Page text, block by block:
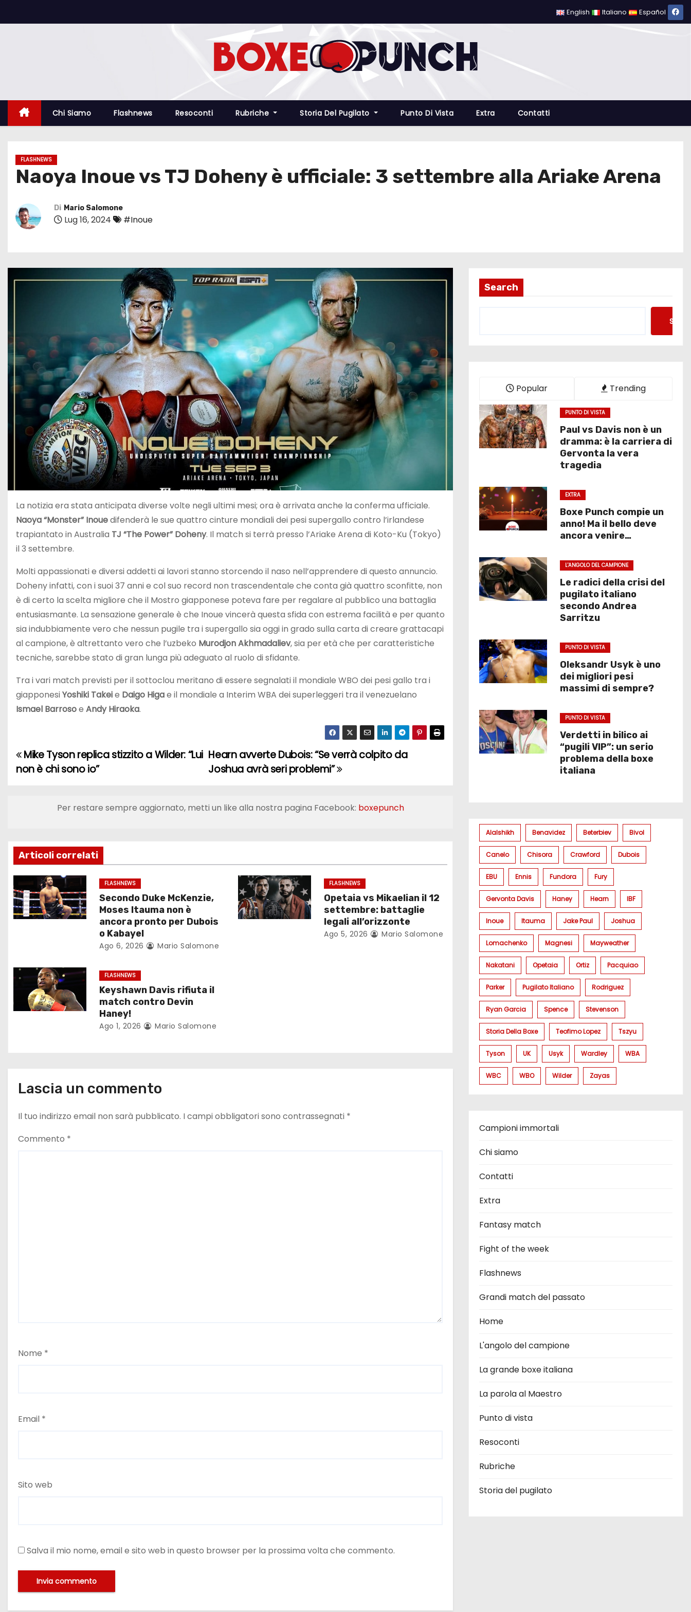
a
English Italiano Español
Chi Siamo Flashnews Resoconti Rubriche Storia Del Pugilato Punto Di Vista Extra Contatti
FLASHNEWS
Naoya Inoue vs TJ Doheny è ufficiale: 3 settembre alla Ariake Arena
Di Mario Salomone
Lug 16, 2024 #Inoue
La notizia era stata anticipata diverse volte negli ultimi mesi; ora è arrivata anche la conferma ufficiale.
Naoya “Monster” Inouedifenderà le sue quattro cinture mondiali dei pesi supergallo contro l’irlandese
trapiantato in Australia TJ “The Power” Doheny. Il match si terrà presso l’Ariake Arena di Koto-Ku (Tokyo)
il 3 settembre.
Molti appassionati e diversi addetti ai lavori stanno storcendo il naso nell’apprendere di questo annuncio.
Doheny infatti, con i suoi 37 anni e col suo record non trascendentale che conta già quattro sconfitte, non
è di certo la scelta migliore che il Mostro giapponese poteva fare per regalare al pubblico una battaglia
entusiasmante. La sensazione generale è che Inoue vincerà questa sfida con estrema facilità e per quanto
sia indubbiamente vero che nessun pugile tra i supergallo sia oggi in grado sulla carta di creare grattacapi
al campione, è altrettanto vero che l’uzbeko Murodjon Akhmadaliev, sia per età che per caratteristiche
tecniche, sarebbe stato di gran lunga più adeguato al ruolo di sfidante.
Tra i vari match previsti per il sottoclou meritano di essere segnalati il mondiale WBO dei pesi gallo tra i
giapponesiYoshiki Takeie Daigo Higae il mondiale a Interim WBA dei superleggeri tra il venezuelano
Ismael Barrosoe Andy Hiraoka.
N
g
a
z
i
e
r
c
l
i
Hearn avverte Dubois: “Se verrà colpito da
Joshua avrà seri problemi”
Mike Tyson replica stizzito a Wilder: “Lui
non è chi sono io”
Per restare sempre aggiornato, metti un like alla nostra pagina Facebook: boxepunch
Articoli correlati
FLASHNEWS
Secondo Duke McKenzie,
Moses Itauma non è
ancora pronto per Dubois
o Kabayel
Ago 6, 2026 Mario Salomone
FLASHNEWS
Opetaia vs Mikaelian il 12
settembre: battaglie
legali all’orizzonte
Ago 5, 2026 Mario Salomone
FLASHNEWS
Keyshawn Davis rifiuta il
match contro Devin
Haney!
Ago 1, 2026 Mario Salomone
Lascia un commento
Il tuo indirizzo email non sarà pubblicato. I campi obbligatori sono contrassegnati *
Commento *
Nome *
Email *
Sito web
Salva il mio nome, email e sito web in questo browser per la prossima volta che commento.
Search
Popular Trending
PUNTO DI VISTA
Paul vs Davis non è un
dramma: è la carriera di
Gervonta la vera
tragedia
EXTRA
Boxe Punch compie un
anno! Ma il bello deve
ancora venire…
L'ANGOLO DEL CAMPIONE
Le radici della crisi del
pugilato italiano
secondo Andrea
Sarritzu
PUNTO DI VISTA
Oleksandr Usyk è uno
dei migliori pesi
massimi di sempre?
PUNTO DI VISTA
Verdetti in bilico ai
“pugili VIP”: un serio
problema della boxe
italiana
Alalshikh Benavidez Beterbiev Bivol
Canelo Chisora Crawford Dubois
EBU Ennis Fundora Fury
Gervonta Davis Haney Hearn IBF
Inoue Itauma Jake Paul Joshua
Lomachenko Magnesi Mayweather
Nakatani Opetaia Ortiz Pacquiao
Parker Pugilato Italiano Rodriguez
Ryan Garcia Spence Stevenson
Storia Della Boxe Teofimo Lopez Tszyu
Tyson UK Usyk Wardley WBA
WBC WBO Wilder Zayas
Campioni immortali
Chi siamo
Contatti
Extra
Fantasy match
Fight of the week
Flashnews
Grandi match del passato
Home
L'angolo del campione
La grande boxe italiana
La parola al Maestro
Punto di vista
Resoconti
Rubriche
Storia del pugilato